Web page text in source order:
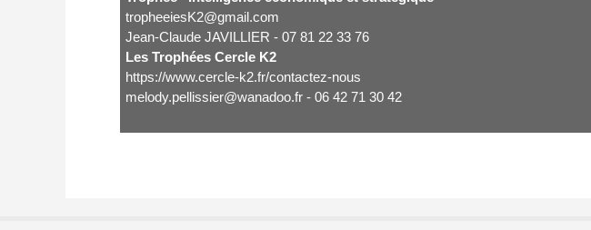
tropheeiesK2@gmail.com
Jean-Claude JAVILLIER - 07 81 22 33 76
Les Trophées Cercle K2
https://www.cercle-k2.fr/contactez-nous
melody.pellissier@wanadoo.fr - 06 42 71 30 42